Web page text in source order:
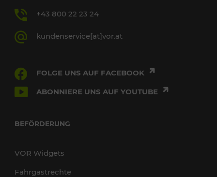
+43 800 22 23 24
kundenservice[at]vor.at
FOLGE UNS AUF FACEBOOK
ABONNIERE UNS AUF YOUTUBE
BEFÖRDERUNG
VOR Widgets
Fahrgastrechte